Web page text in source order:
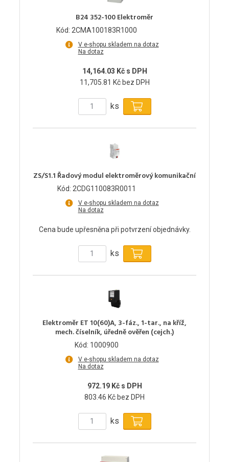
B24 352-100 Elektroměr
Kód: 2CMA100183R1000
V e-shopu skladem na dotaz
Na dotaz
14,164.03 Kč s DPH
11,705.81 Kč bez DPH
ks
ZS/S1.1 Řadový modul elektroměrový komunikační
Kód: 2CDG110083R0011
V e-shopu skladem na dotaz
Na dotaz
Cena bude upřesněna při potvrzení objednávky.
ks
Elektroměr ET 10(60)A, 3-fáz., 1-tar., na kříž,
mech. číselník, úředně ověřen (cejch.)
Kód: 1000900
V e-shopu skladem na dotaz
Na dotaz
972.19 Kč s DPH
803.46 Kč bez DPH
ks